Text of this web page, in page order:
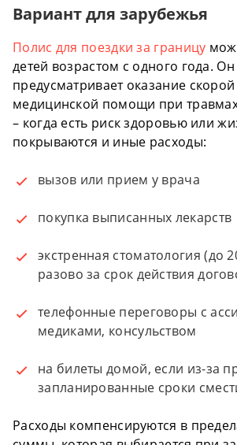
Вариант для зарубежья
Полис для поездки за границу
детей возрастом с одного года. Он
предусматривает оказание
медицинской помощи при
– когда есть риск здоровью или
покрываются и иные расходы:
вызов или прием у врача
покупка выписанных лекарств
экстренная стоматология (до
разово за срок действия
телефонные переговоры с
медиками, консульством
на билеты домой, если из-за
запланированные сроки
Расходы компенсируются в